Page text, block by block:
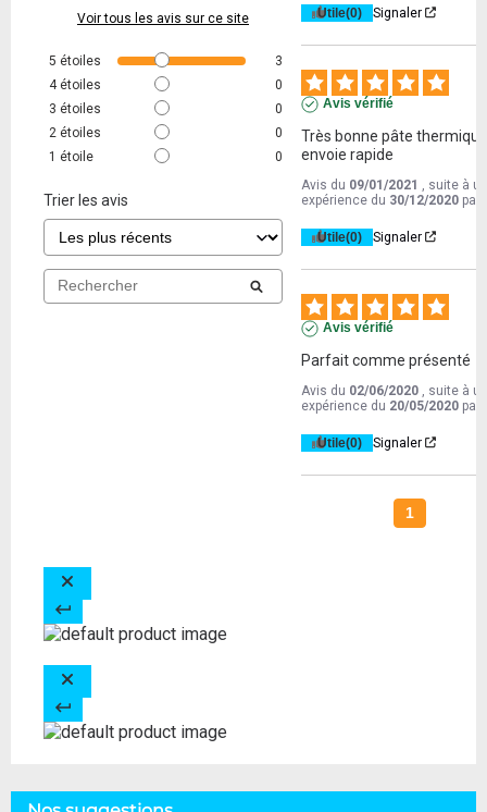
Voir tous les avis sur ce site
5 étoiles
3
4 étoiles
0
3 étoiles
0
2 étoiles
0
1 étoile 0
Trier les avis
Utile(0) Signaler
Avis vérifié
Très bonne pâte
envoie rapide
Avis du 09/01/2021
, suite à
expérience du 30/12/2020 par
Utile(0) Signaler
Avis vérifié
Parfait comme présenté
Avis du 02/06/2020
, suite à
expérience du 20/05/2020 par
Utile(0) Signaler
1